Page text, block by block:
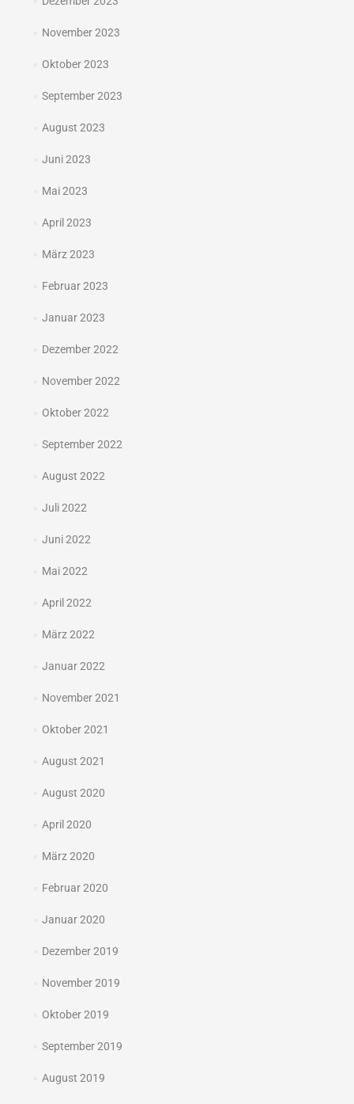
November 2023
Oktober 2023
September 2023
August 2023
Juni 2023
Mai 2023
April 2023
März 2023
Februar 2023
Januar 2023
Dezember 2022
November 2022
Oktober 2022
September 2022
August 2022
Juli 2022
Juni 2022
Mai 2022
April 2022
März 2022
Januar 2022
November 2021
Oktober 2021
August 2021
August 2020
April 2020
März 2020
Februar 2020
Januar 2020
Dezember 2019
November 2019
Oktober 2019
September 2019
August 2019